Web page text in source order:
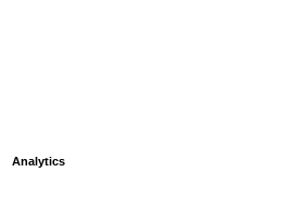
Analytics